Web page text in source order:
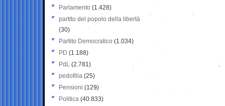
Parlamento (1.428)
partito del popolo della libertà
(30)
Partito Democratico (1.034)
PD (1.188)
PdL (2.781)
pedofilia (25)
Pensioni (129)
Politica (40.833)